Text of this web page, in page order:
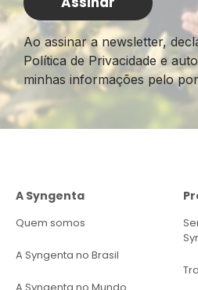
Ao assinar a newsletter,
Política de Privacidade e
minhas informações pelo
A Syngenta
Quem somos
A Syngenta no Brasil